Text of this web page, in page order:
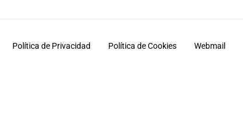
Política de Privacidad Política de Cookies Webmail